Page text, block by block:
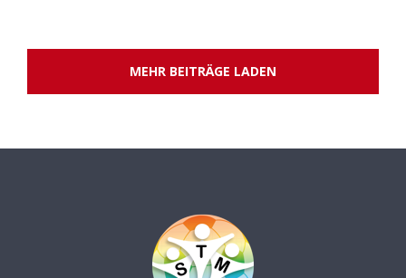
MEHR BEITRÄGE LADEN